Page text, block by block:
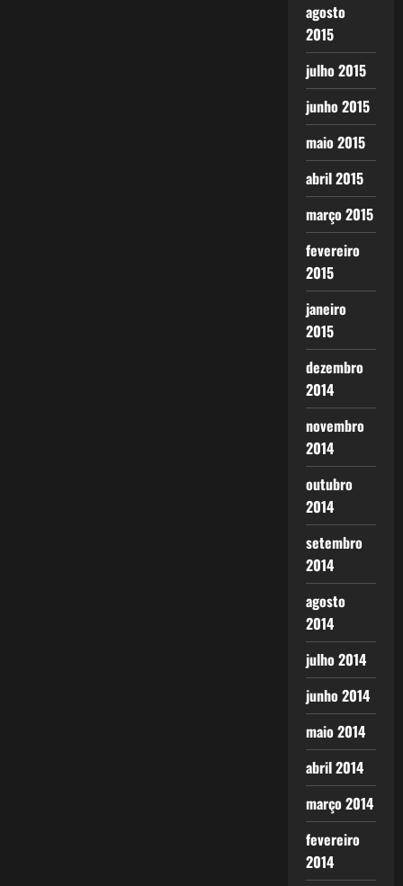
agosto
2015
julho 2015
junho 2015
maio 2015
abril 2015
março 2015
fevereiro
2015
janeiro
2015
dezembro
2014
novembro
2014
outubro
2014
setembro
2014
agosto
2014
julho 2014
junho 2014
maio 2014
abril 2014
março 2014
fevereiro
2014